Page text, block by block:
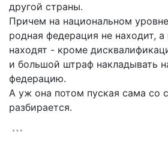
другой страны.
Причем на национальном
родная федерация не находит,
находят - кроме
и большой штраф накладывать
федерацию.
А уж она потом пуская сама со
разбирается.